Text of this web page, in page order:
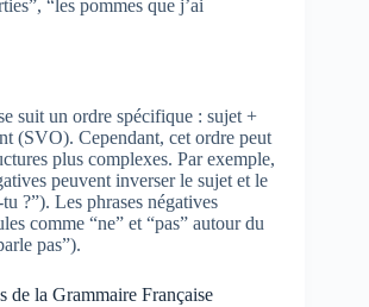
“les pommes que j’ai
suit un ordre spécifique : sujet +
(SVO). Cependant, cet ordre peut
plus complexes. Par exemple,
peuvent inverser le sujet et le
?”). Les phrases négatives
comme “ne” et “pas” autour du
pas”).
de la Grammaire Française